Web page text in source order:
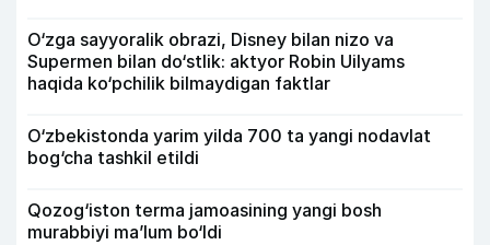
O‘zga sayyoralik obrazi, Disney bilan nizo va
Supermen bilan do‘stlik: aktyor Robin Uilyams
haqida ko‘pchilik bilmaydigan faktlar
O‘zbekistonda yarim yilda 700 ta yangi nodavlat
bog‘cha tashkil etildi
Qozog‘iston terma jamoasining yangi bosh
murabbiyi ma’lum bo‘ldi